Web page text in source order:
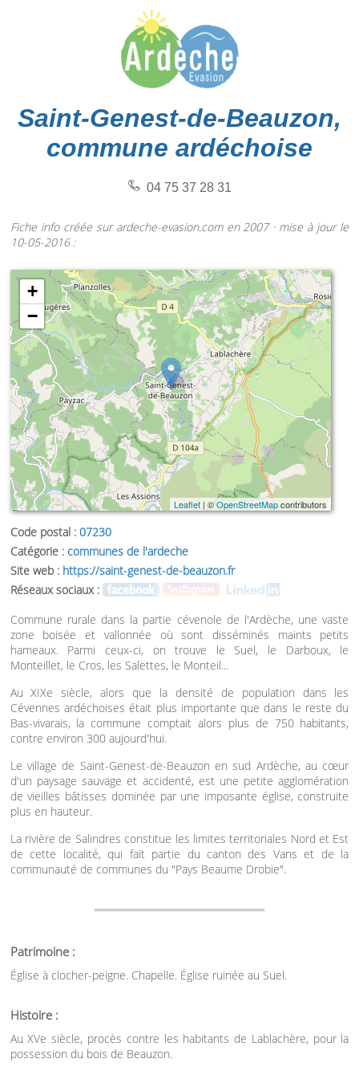
Saint-Genest-de-Beauzon,
commune ardéchoise
04 75 37 28 31
Fiche info créée sur ardeche-evasion.com en 2007 · mise à jour le
10-05-2016 :
+
−
Leaflet| ©OpenStreetMapcontributors
Code postal : 07230
Catégorie : communes de l'ardeche
Site web : https://saint-genest-de-beauzon.fr
Réseaux sociaux :
Commune rurale dans la partie cévenole de l'Ardèche, une vaste
zone boisée et vallonnée où sont disséminés maints petits
hameaux. Parmi ceux-ci, on trouve le Suel, le Darboux, le
Monteillet, le Cros, les Salettes, le Monteil...
Au XIXe siècle, alors que la densité de population dans les
Cévennes ardéchoises était plus importante que dans le reste du
Bas-vivarais, la commune comptait alors plus de 750 habitants,
contre environ 300 aujourd'hui.
Le village de Saint-Genest-de-Beauzon en sud Ardèche, au cœur
d'un paysage sauvage et accidenté, est une petite agglomération
de vieilles bâtisses dominée par une imposante église, construite
plus en hauteur.
La rivière de Salindres constitue les limites territoriales Nord et Est
de cette localité, qui fait partie du canton des Vans et de la
communauté de communes du "Pays Beaume Drobie".
Patrimoine :
Église à clocher-peigne. Chapelle. Église ruinée au Suel.
Histoire :
Au XVe siècle, procès contre les habitants de Lablachère, pour la
possession du bois de Beauzon.